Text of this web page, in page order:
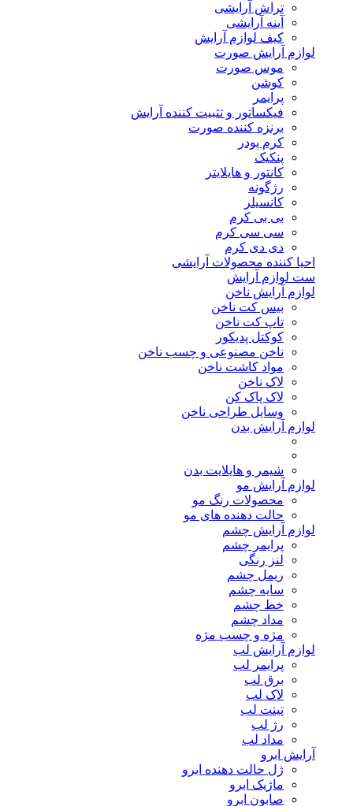
تراش آرایشی
آینه آرایشی
کیف لوازم آرایش
لوازم آرایش صورت
موس صورت
کوشن
پرایمر
فیکساتور و تثبیت کننده آرایش
برنزه کننده صورت
کرم پودر
پنکیک
کانتور و هایلایتر
رژگونه
کانسیلر
بی بی کرم
سی سی کرم
دی دی کرم
احیا کننده محصولات آرایشی
ست لوازم آرایش
لوازم آرایش ناخن
بیس کت ناخن
تاپ کت ناخن
کوکتل پدیکور
ناخن مصنوعی و چسب ناخن
مواد کاشت ناخن
لاک ناخن
لاک پاک کن
وسایل طراحی ناخن
لوازم آرایش بدن
شیمر و هایلایت بدن
لوازم آرایش مو
محصولات رنگ مو
حالت دهنده های مو
لوازم آرایش چشم
پرایمر چشم
لنز رنگی
ریمل چشم
سایه چشم
خط چشم
مداد چشم
مژه و چسب مژه
لوازم آرایش لب
پرایمر لب
برق لب
لاک لب
تینت لب
رژ لب
مداد لب
آرایش ابرو
ژل حالت دهنده ابرو
ماژیک ابرو
صابون ابرو